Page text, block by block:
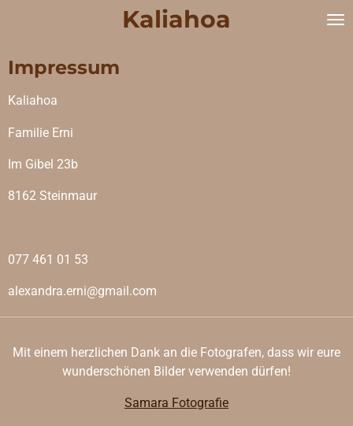
Kaliahoa
Impressum
Kaliahoa
Familie Erni
Im Gibel 23b
8162 Steinmaur
077 461 01 53
alexandra.erni@gmail.com
Mit einem herzlichen Dank an die Fotografen, dass wir eure
wunderschönen Bilder verwenden dürfen!
Samara Fotografie